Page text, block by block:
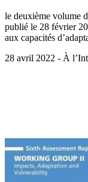
le deuxième volume
publié le 28 février
aux capacités
28 avril 2022 - À